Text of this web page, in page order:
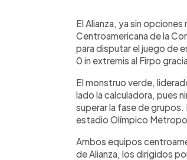
Escuchar
El Alianza, ya sin
Centroamericana de la
para disputar el juego de
0 in extremis al Firpo
El monstruo verde,
lado la calculadora, pues
superar la fase de grupos.
estadio Olímpico
Ambos equipos
de Alianza, los dirigidos